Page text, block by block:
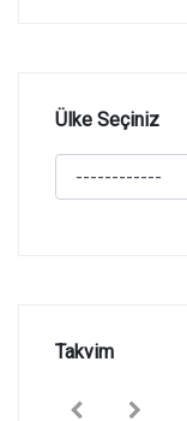
Ülke Seçiniz
Takvim